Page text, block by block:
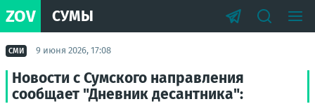
ZOV СУМЫ
СМИ 9 июня 2026, 17:08
Новости с Сумского направления
сообщает "Дневник десантника":